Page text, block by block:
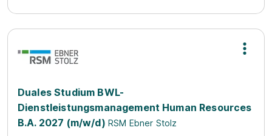
Duales Studium BWL-
Dienstleistungsmanagement Human Resources
B.A. 2027 (m/w/d) RSM Ebner Stolz